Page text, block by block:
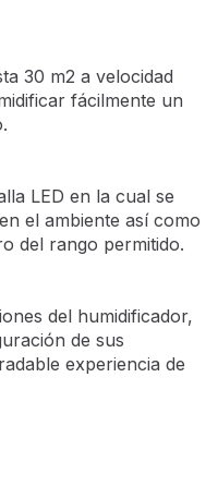
30 m2 a velocidad
fácilmente un
LED en la cual se
el ambiente así como
del rango permitido.
del humidificador,
de sus
experiencia de